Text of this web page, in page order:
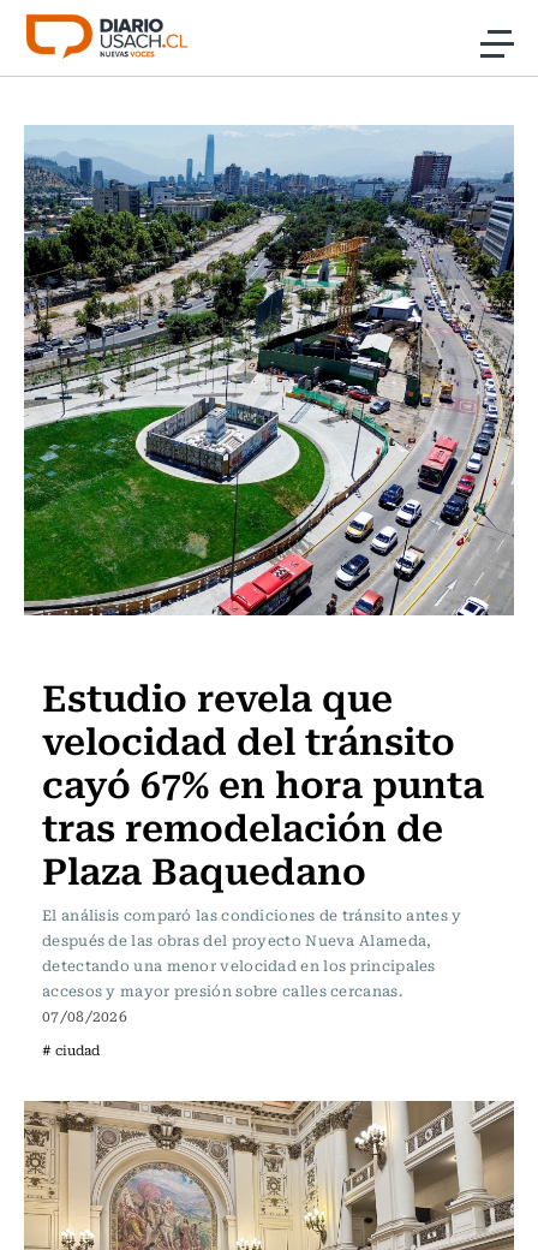
Click acá para ir directamente al contenido
Investigación
Cultura
Programas Radio y TV Usach
Estudio revela que
velocidad del tránsito
cayó 67% en hora punta
tras remodelación de
Plaza Baquedano
El análisis comparó las condiciones de tránsito antes y
después de las obras del proyecto Nueva Alameda,
detectando una menor velocidad en los principales
accesos y mayor presión sobre calles cercanas.
07/08/2026
# ciudad